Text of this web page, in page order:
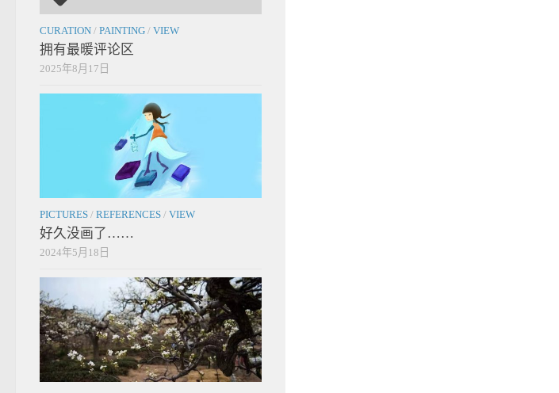
CURATION / PAINTING / VIEW
拥有最暖评论区
2025年8月17日
PICTURES / REFERENCES / VIEW
好久没画了……
2024年5月18日